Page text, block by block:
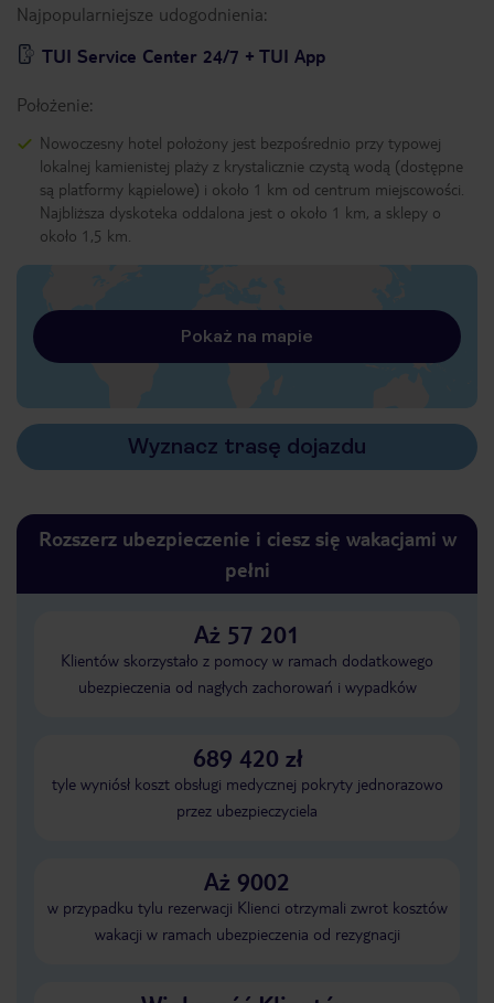
Najpopularniejsze udogodnienia:
TUI Service Center 24/7 + TUI App
Położenie:
Nowoczesny hotel położony jest bezpośrednio przy typowej
lokalnej kamienistej plaży z krystalicznie czystą wodą (dostępne
są platformy kąpielowe) i około 1 km od centrum miejscowości.
Najbliższa dyskoteka oddalona jest o około 1 km, a sklepy o
około 1,5 km.
Pokaż na mapie
Wyznacz trasę dojazdu
Rozszerz ubezpieczenie i ciesz się wakacjami w
pełni
Aż 57 201
Klientów skorzystało z pomocy w ramach dodatkowego
ubezpieczenia od nagłych zachorowań i wypadków
689 420 zł
tyle wyniósł koszt obsługi medycznej pokryty jednorazowo
przez ubezpieczyciela
Aż 9002
w przypadku tylu rezerwacji Klienci otrzymali zwrot kosztów
wakacji w ramach ubezpieczenia od rezygnacji